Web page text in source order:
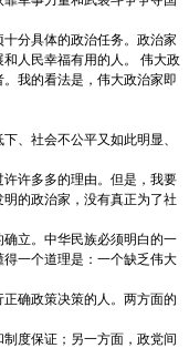
分具体的政治任务。政治家
人民幸福有用的人。 伟大政
我的看法是，伟大政治家即
、社会不公平又如此明显、
许多多的理由。但是，我要
的政治家，没有真正为了社
立。中华民族必须明白的一
一个道理是：一个缺乏伟大
确政策决策的人。两方面的
度保证；另一方面，政党间